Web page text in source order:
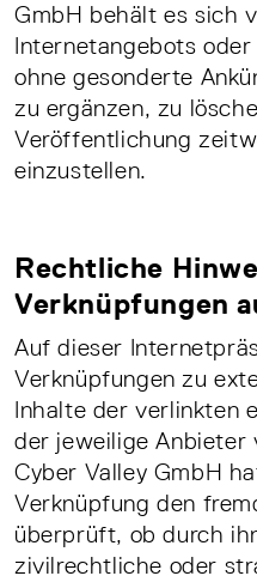
GmbH behält es sich
Internetangebots
ohne gesonderte
zu ergänzen, zu
Veröffentlichung
einzustellen.
Rechtliche
Verknüpfungen
Auf dieser
Verknüpfungen zu
Inhalte der verlinkten
der jeweilige
Cyber Valley GmbH
Verknüpfung den
überprüft, ob durch
zivilrechtliche oder